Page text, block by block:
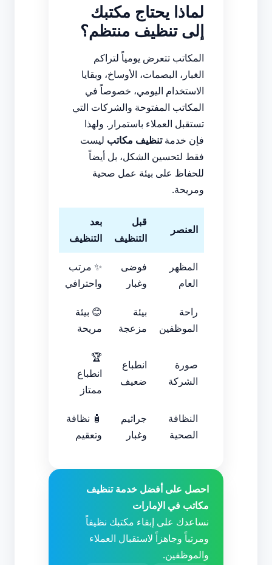
لماذا يحتاج مكتبك
إلى تنظيف منتظم؟
المكاتب تتعرض يومياً لتراكم
الغبار، البصمات، الأوساخ، وبقايا
الاستخدام اليومي، خصوصاً في
المكاتب المفتوحة والشركات التي
تستقبل العملاء باستمرار. ولهذا
فإن خدمةتنظيف مكاتب ليست
فقط لتحسين الشكل، بل أيضاً
للحفاظ على بيئة عمل صحية
ومريحة.
العنصر
قبل
التنظيف
بعد
التنظيف
المظهر
العام
فوضى
وغبار
✨ مرتب
واحترافي
راحة
الموظفين
بيئة
مزعجة
😊 بيئة
مريحة
صورة
الشركة
انطباع
ضعيف
🏆
انطباع
ممتاز
النظافة
الصحية
جراثيم
وغبار
🧴 نظافة
وتعقيم
احصل على أفضل خدمة تنظيف
مكاتب في الإمارات
نساعدك على إبقاء مكتبك نظيفاً
ومرتباً وجاهزاً لاستقبال العملاء
والموظفين.